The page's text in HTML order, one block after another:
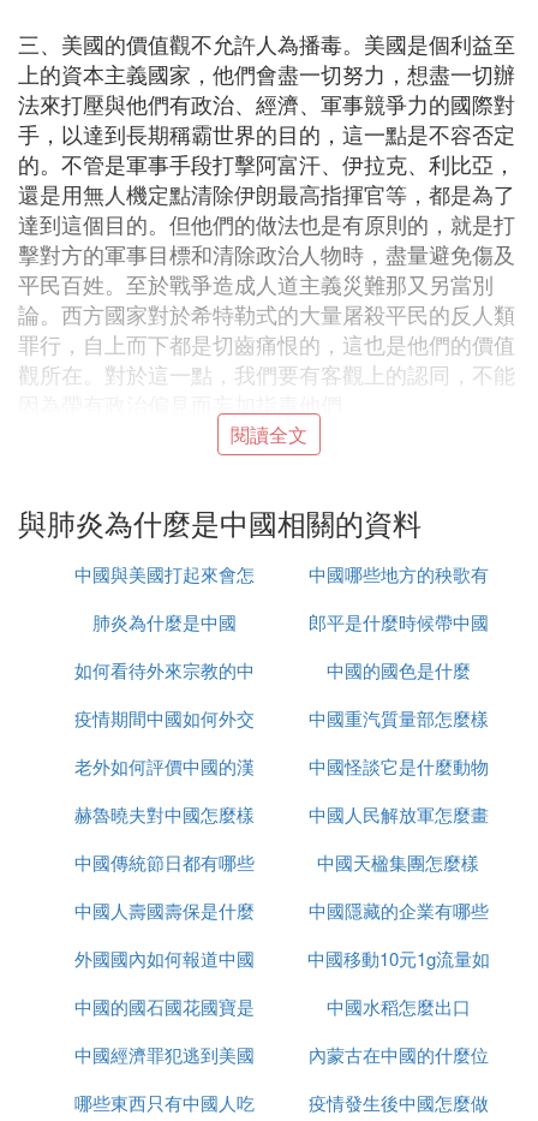
三、美國的價值觀不允許人為播毒。美國是個利益至
上的資本主義國家，他們會盡一切努力，想盡一切辦
法來打壓與他們有政治、經濟、軍事競爭力的國際對
手，以達到長期稱霸世界的目的，這一點是不容否定
的。不管是軍事手段打擊阿富汗、伊拉克、利比亞，
還是用無人機定點清除伊朗最高指揮官等，都是為了
達到這個目的。但他們的做法也是有原則的，就是打
擊對方的軍事目標和清除政治人物時，盡量避免傷及
平民百姓。至於戰爭造成人道主義災難那又另當別
論。西方國家對於希特勒式的大量屠殺平民的反人類
罪行，自上而下都是切齒痛恨的，這也是他們的價值
觀所在。對於這一點，我們要有客觀上的認同，不能
建立在這種價值觀之上的美國，上至總統、政黨負責
傷及無辜的滅絕人性的舉動來。
四、美國的政治制度也不允許這種卑劣的行徑存在。
美國是個老牌的資本主義國家，也是一個老牌的民主
國家。美國的政治制度，簡言之就是「三權分立，多
黨執政」。這個「三權」就是指立法權、行政權和司
法權。美國的立法權在國會，國會由眾議院和參議院
組成。眾議院400多個席位，將名額按照人口的多少
分配各州。
㈡ 有哪些幾乎是中國人特有的生理疾病
這些生理疾病幾乎是我們中國人特有的？你真得知
道？今天相關專家帶我們一起了解一下。如果從流行
病學的角度上面來講，從歷史到現在，我們中國最突
出的傳染性疾病，其實並不是SARS、不是艾滋，而
曾經由於我們國家的公共衛生系統不完善，因為輸血
的不規范以及不安全的注射等相關的原因，那些出生
閱讀全文
與肺炎為什麼是中國相關的資料
中國與美國打起來會怎
麼樣
中國哪些地方的秧歌有
名
肺炎為什麼是中國
郎平是什麼時候帶中國
女排的
如何看待外來宗教的中
國化
中國的國色是什麼
疫情期間中國如何外交
中國重汽質量部怎麼樣
老外如何評價中國的漢
服
中國怪談它是什麼動物
赫魯曉夫對中國怎麼樣
中國人民解放軍怎麼畫
的
中國傳統節日都有哪些
中國天楹集團怎麼樣
中國人壽國壽保是什麼
中國隱藏的企業有哪些
外國國內如何報道中國
疫情
中國移動10元1g流量如
何取消
中國的國石國花國寶是
什麼
中國水稻怎麼出口
中國經濟罪犯逃到美國
怎麼辦
內蒙古在中國的什麼位
置
哪些東西只有中國人吃
疫情發生後中國怎麼做